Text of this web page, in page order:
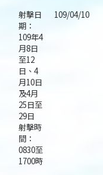
射擊日
期：
109年4
月8日
至12
日、4
月10日
及4月
25日至
29日
射擊時
間：
0830至
1700時
109/04/10